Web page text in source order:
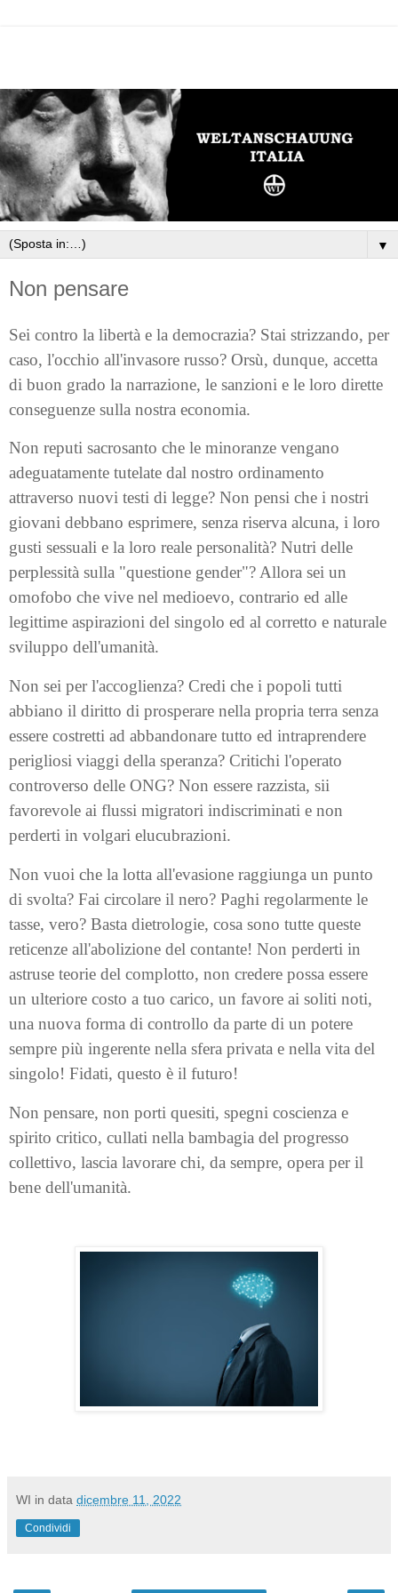
▼
Non pensare
Sei contro la libertà e la democrazia? Stai strizzando, per
caso, l'occhio all'invasore russo? Orsù, dunque, accetta
di buon grado la narrazione, le sanzioni e le loro dirette
conseguenze sulla nostra economia.
Non reputi sacrosanto che le minoranze vengano
adeguatamente tutelate dal nostro ordinamento
attraverso nuovi testi di legge? Non pensi che i nostri
giovani debbano esprimere, senza riserva alcuna, i loro
gusti sessuali e la loro reale personalità? Nutri delle
perplessità sulla "questione gender"? Allora sei un
omofobo che vive nel medioevo, contrario ed alle
legittime aspirazioni del singolo ed al corretto e naturale
sviluppo dell'umanità.
Non sei per l'accoglienza? Credi che i popoli tutti
abbiano il diritto di prosperare nella propria terra senza
essere costretti ad abbandonare tutto ed intraprendere
perigliosi viaggi della speranza? Critichi l'operato
controverso delle ONG? Non essere razzista, sii
favorevole ai flussi migratori indiscriminati e non
perderti in volgari elucubrazioni.
Non vuoi che la lotta all'evasione raggiunga un punto
di svolta? Fai circolare il nero? Paghi regolarmente le
tasse, vero? Basta dietrologie, cosa sono tutte queste
reticenze all'abolizione del contante! Non perderti in
astruse teorie del complotto, non credere possa essere
un ulteriore costo a tuo carico, un favore ai soliti noti,
una nuova forma di controllo da parte di un potere
sempre più ingerente nella sfera privata e nella vita del
singolo! Fidati, questo è il futuro!
Non pensare, non porti quesiti, spegni coscienza e
spirito critico, cullati nella bambagia del progresso
collettivo, lascia lavorare chi, da sempre, opera per il
bene dell'umanità.
WI in data dicembre 11, 2022
Condividi